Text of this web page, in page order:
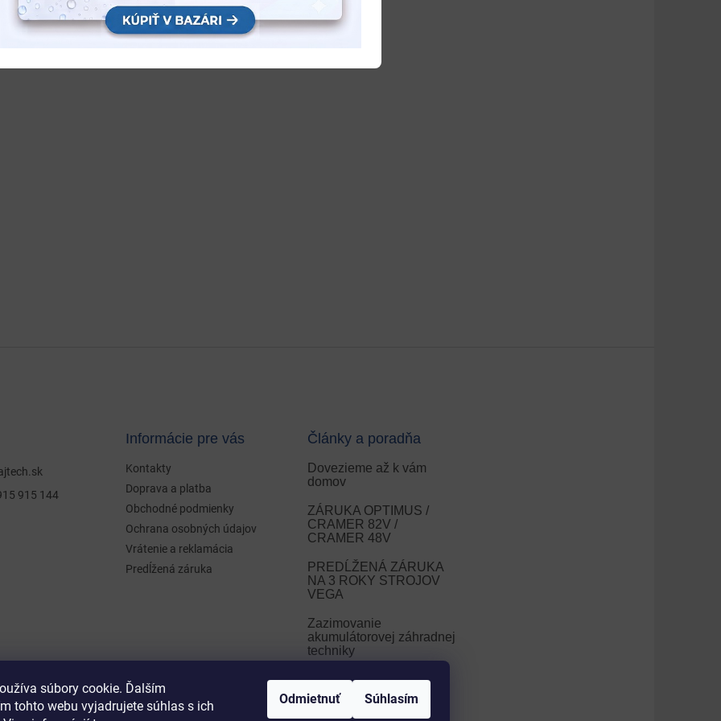
súbory cookie. Ďalším
tohto webu vyjadrujete súhlas s ich
Odmietnuť Súhlasím
915 144
Informácie pre vás
Kontakty
Doprava a platba
Obchodné podmienky
Ochrana osobných údajov
Vrátenie a reklamácia
Predĺžená záruka
Články a poradňa
Dovezieme až k vám
domov
ZÁRUKA OPTIMUS /
CRAMER 82V /
CRAMER 48V
PREDĹŽENÁ ZÁRUKA
NA 3 ROKY STROJOV
VEGA
Zazimovanie
akumulátorovej záhradnej
techniky
Zazimovanie trávnika
ARCHÍV